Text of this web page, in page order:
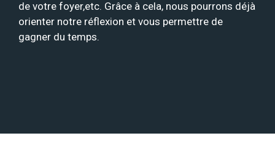
de votre foyer,etc. Grâce à cela, nous pourrons déjà
orienter notre réflexion et vous permettre de
gagner du temps.